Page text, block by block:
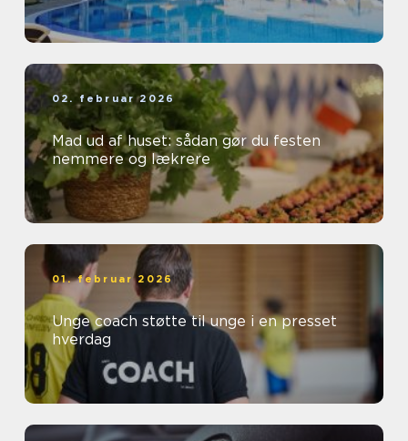
02. februar 2026
Mad ud af huset: sådan gør du festen
nemmere og lækrere
01. februar 2026
Unge coach støtte til unge i en presset
hverdag